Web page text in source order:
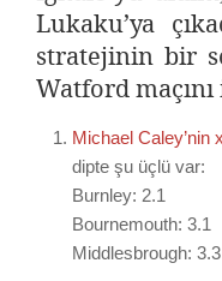
Lukaku’ya
stratejinin bir
Watford
Michael Caley’nin
dipte şu üçlü var:
Burnley: 2.1
Bournemouth: 3.1
Middlesbrough: